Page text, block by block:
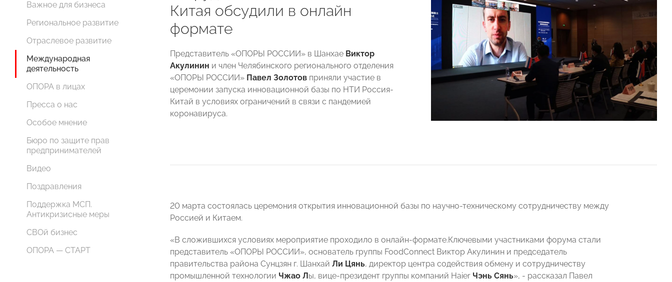
Важное для бизнеса
Региональное развитие
Отраслевое развитие
Международная
деятельность
ОПОРА в лицах
Пресса о нас
Особое мнение
Бюро по защите прав
предпринимателей
Видео
Поздравления
Поддержка МСП.
Антикризисные меры
СВОй бизнес
ОПОРА — СТАРТ
Китая обсудили в онлайн
формате
Представитель «ОПОРЫ РОССИИ» в Шанхае Виктор
Акулинин и член Челябинского регионального отделения
«ОПОРЫ РОССИИ» Павел Золотов приняли участие в
церемонии запуска инновационной базы по НТИ Россия-
Китай в условиях ограничений в связи с пандемией
коронавируса.
20 марта состоялась церемония открытия инновационной базы по научно-техническому сотрудничеству между
Россией и Китаем.
«В сложившихся условиях мероприятие проходило в онлайн-формате.Ключевыми участниками форума стали
представитель «ОПОРЫ РОССИИ», основатель группы FoodConnect Виктор Акулинин и председатель
правительства района Сунцзян г. Шанхай Ли Цянь, директор центра содействия обмену и сотрудничеству
промышленной технологии Чжао Лы, вице-президент группы компаний Haier Чэнь Сянь», - рассказал Павел